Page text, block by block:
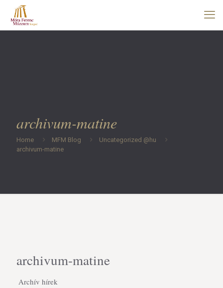
archivum-matine
Home MFM Blog
Uncategorized @hu
archivum-matine
archivum-matine
Archív hírek